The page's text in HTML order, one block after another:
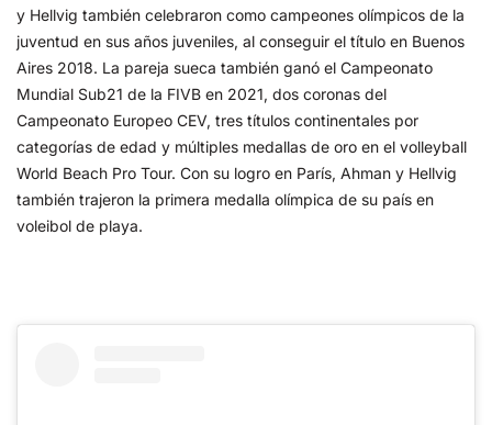
y Hellvig también celebraron como campeones olímpicos de la
juventud en sus años juveniles, al conseguir el título en Buenos
Aires 2018. La pareja sueca también ganó el Campeonato
Mundial Sub21 de la FIVB en 2021, dos coronas del
Campeonato Europeo CEV, tres títulos continentales por
categorías de edad y múltiples medallas de oro en el volleyball
World Beach Pro Tour. Con su logro en París, Ahman y Hellvig
también trajeron la primera medalla olímpica de su país en
voleibol de playa.